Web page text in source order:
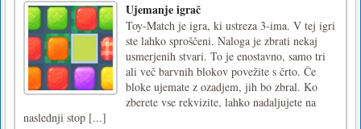
Ujemanje igrač
Toy-Match je igra, ki ustreza 3-ima. V tej igri
ste lahko sproščeni. Naloga je zbrati nekaj
usmerjenih stvari. To je enostavno, samo tri
ali več barvnih blokov povežite s črto. Če
bloke ujemate z ozadjem, jih bo zbral. Ko
zberete vse rekvizite, lahko nadaljujete na
naslednji stop [...]